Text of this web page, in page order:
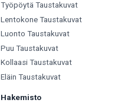
Työpöytä Taustakuvat
Lentokone Taustakuvat
Luonto Taustakuvat
Puu Taustakuvat
Kollaasi Taustakuvat
Eläin Taustakuvat
Hakemisto